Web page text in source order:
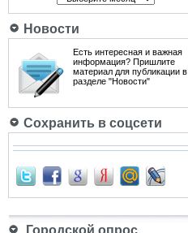
Новости
Есть интересная и важная
информация? Пришлите
материал для публикации в
разделе "Новости"
Сохранить в соцсети
Городской опрос